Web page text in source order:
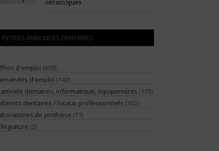
céramiques
PETITES ANNONCES DENTAIRES
d'emploi (608)
d'emploi (142)
dentaires, informatique, équipements (135)
dentaires / locaux professionnels (302)
de prothèse (17)
(2)